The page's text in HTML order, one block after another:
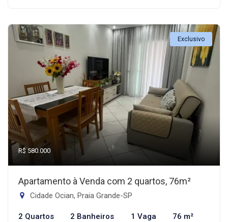
Exclusivo
R$ 580.000
Apartamento à Venda com 2 quartos, 76m²
Cidade Ocian, Praia Grande-SP
2 Quartos 2 Banheiros 1 Vaga 76 m²